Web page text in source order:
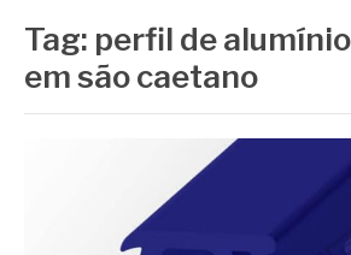
Tag: perfil de
em são caetano